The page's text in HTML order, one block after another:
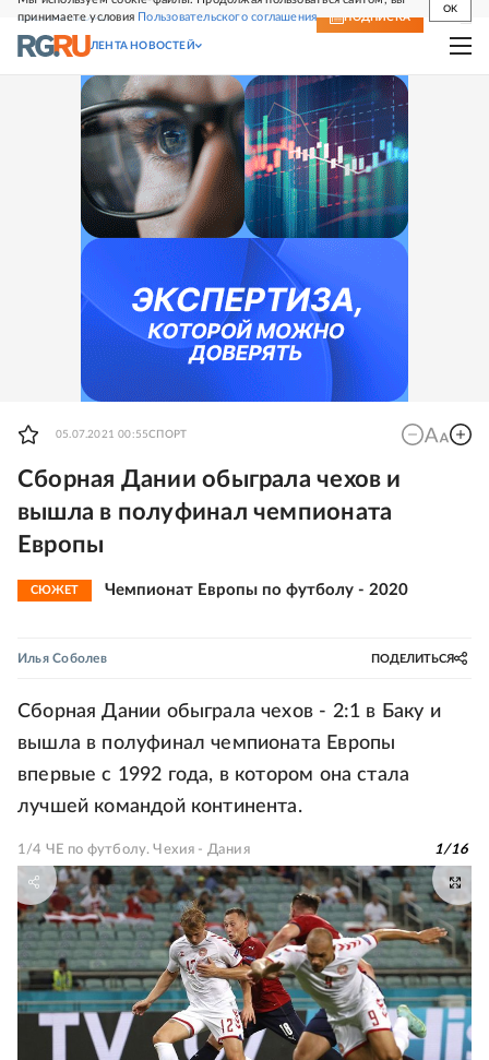
принимаете условия Пользовательского соглашения
OK
СВЕЖИЙ НОМЕР ПОДПИСКА
ЛЕНТА НОВОСТЕЙ
05.07.2021 00:55СПОРТ
Сборная Дании обыграла чехов и
вышла в полуфинал чемпионата
Европы
СЮЖЕТ Чемпионат Европы по футболу - 2020
Илья Соболев ПОДЕЛИТЬСЯ
Сборная Дании обыграла чехов - 2:1 в Баку и
вышла в полуфинал чемпионата Европы
впервые с 1992 года, в котором она стала
лучшей командой континента.
1/4 ЧЕ по футболу. Чехия - Дания 1/16